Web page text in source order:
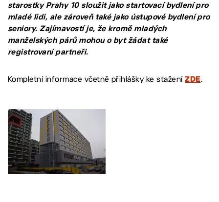
starostky Prahy 10 sloužit jako startovací bydlení pro
mladé lidi, ale zároveň také jako ústupové bydlení pro
seniory. Zajímavostí je, že kromě mladých
manželských párů mohou o byt žádat také
registrovaní partneři.
Kompletní informace včetně přihlášky ke staženíZDE.